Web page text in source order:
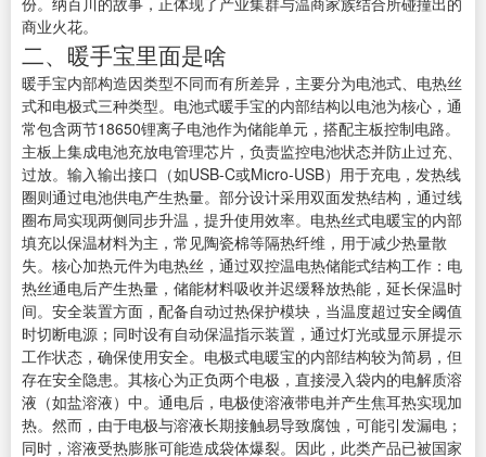
商业火花。
二、暖手宝里面是啥
暖手宝内部构造因类型不同而有所差异，主要分为电池式、电热丝
式和电极式三种类型。电池式暖手宝的内部结构以电池为核心，通
常包含两节18650锂离子电池作为储能单元，搭配主板控制电路。
主板上集成电池充放电管理芯片，负责监控电池状态并防止过充、
过放。输入输出接口（如USB-C或Micro-USB）用于充电，发热线
圈则通过电池供电产生热量。部分设计采用双面发热结构，通过线
圈布局实现两侧同步升温，提升使用效率。电热丝式电暖宝的内部
填充以保温材料为主，常见陶瓷棉等隔热纤维，用于减少热量散
失。核心加热元件为电热丝，通过双控温电热储能式结构工作：电
热丝通电后产生热量，储能材料吸收并迟缓释放热能，延长保温时
间。安全装置方面，配备自动过热保护模块，当温度超过安全阈值
时切断电源；同时设有自动保温指示装置，通过灯光或显示屏提示
工作状态，确保使用安全。电极式电暖宝的内部结构较为简易，但
存在安全隐患。其核心为正负两个电极，直接浸入袋内的电解质溶
液（如盐溶液）中。通电后，电极使溶液带电并产生焦耳热实现加
热。然而，由于电极与溶液长期接触易导致腐蚀，可能引发漏电；
同时，溶液受热膨胀可能造成袋体爆裂。因此，此类产品已被国家